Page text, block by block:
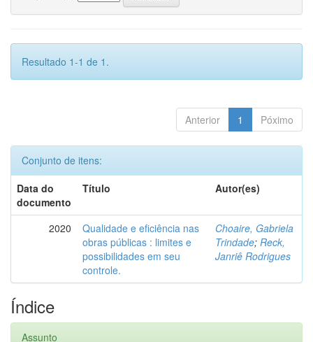
Resultado 1-1 de 1.
Anterior 1 Póximo
Conjunto de itens:
Data do
documento
Título Autor(es)
2020
Qualidade e eficiência nas
obras públicas : limites e
possibilidades em seu
controle.
Choaire, Gabriela
Trindade; Reck,
Janriê Rodrigues
Índice
Assunto